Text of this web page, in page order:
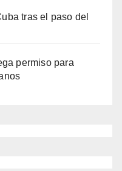
tras el paso del
permiso para